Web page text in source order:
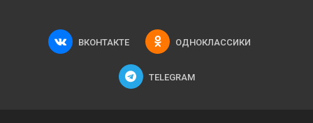
ВКОНТАКТЕ ОДНОКЛАССИКИ
TELEGRAM